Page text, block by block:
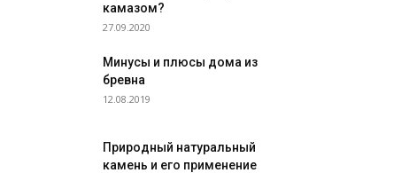
камазом?
27.09.2020
Минусы и плюсы дома из
бревна
12.08.2019
Природный натуральный
камень и его применение